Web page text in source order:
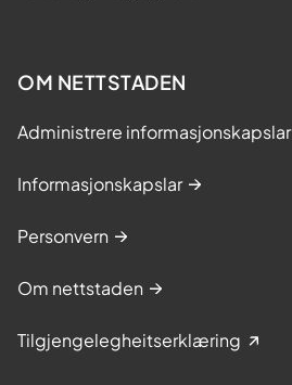
OM NETTSTADEN
Administrere informasjonskapslar
Informasjonskapslar
Personvern
Om nettstaden
Tilgjengelegheitserklæring